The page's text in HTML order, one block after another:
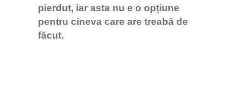
pierdut, iar asta nu e o opțiune
pentru cineva care are treabă de
făcut.